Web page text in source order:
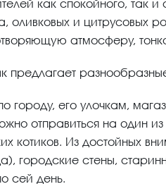
как спокойного, так
оливковых и цитрусовых
атмосферу,
предлагает
городу, его улочкам,
отправиться на один
котиков. Из достойных
городские стены,
сей день.